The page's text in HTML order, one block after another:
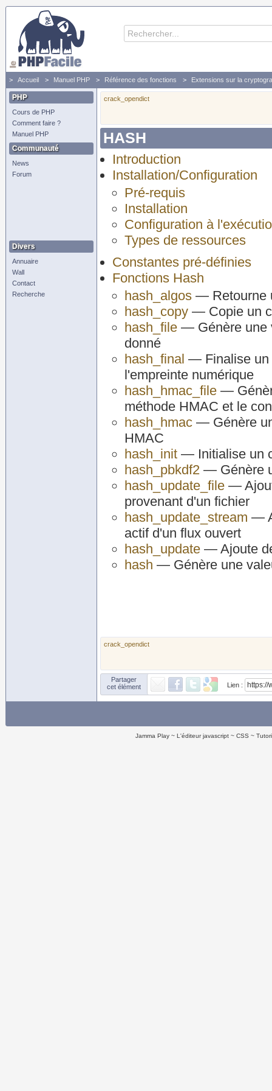
Accueil Manuel PHP Référence des fonctions Extensions sur la
PHP
Cours de PHP
Comment faire ?
Manuel PHP
Communauté
News
Forum
Divers
Annuaire
Wall
Contact
Recherche
crack_opendict
HASH
Introduction
Installation/Configuration
Pré-requis
Installation
Configuration à
Types de ressources
Constantes pré-définies
Fonctions Hash
hash_algos — Retourne
hash_copy — Copie un
hash_file — Génère une
donné
hash_final — Finalise un
l'empreinte numérique
hash_hmac_file —
méthode HMAC et le
hash_hmac — Génère
HMAC
hash_init — Initialise un
hash_pbkdf2 — Génère
hash_update_file —
provenant d'un fichier
hash_update_stream —
actif d'un flux ouvert
hash_update — Ajoute
hash — Génère une
crack_opendict
Partager
cet élément
Lien :
Jamma Play L'éditeur javascript CSS